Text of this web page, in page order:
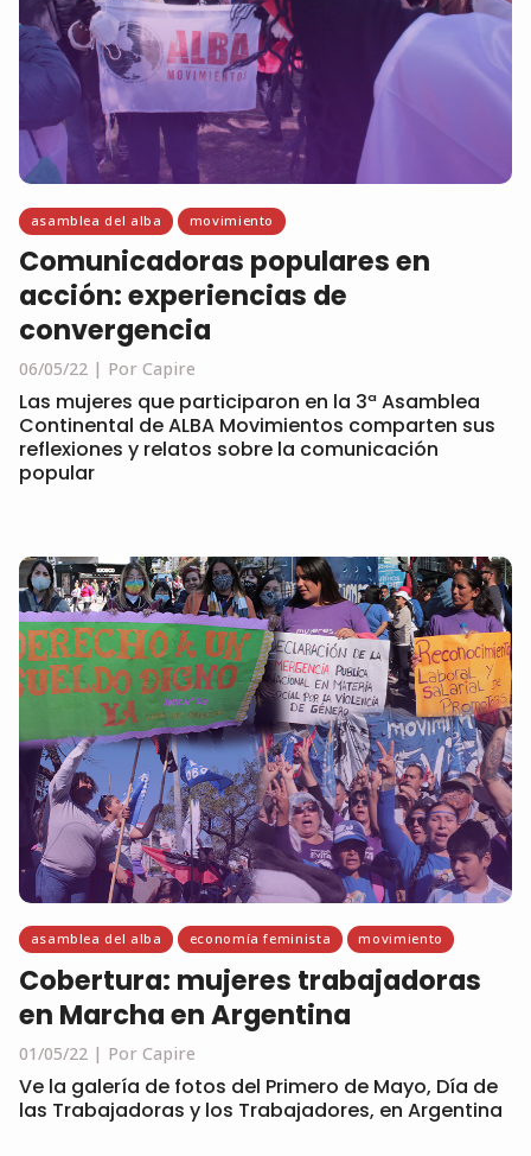
asamblea del alba movimiento
Comunicadoras populares en
acción: experiencias de
convergencia
06/05/22 Por Capire
Las mujeres que participaron en la 3ª Asamblea
Continental de ALBA Movimientos comparten sus
reflexiones y relatos sobre la comunicación
popular
asamblea del alba economía feminista movimiento
Cobertura: mujeres trabajadoras
en Marcha en Argentina
01/05/22 Por Capire
Ve la galería de fotos del Primero de Mayo, Día de
las Trabajadoras y los Trabajadores, en Argentina